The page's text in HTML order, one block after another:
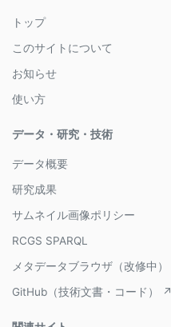
トップ
このサイトについて
お知らせ
使い方
データ・研究・技術
データ概要
研究成果
サムネイル画像ポリシー
RCGS SPARQL
メタデータブラウザ（改修中）
GitHub（技術文書・コード） ↗